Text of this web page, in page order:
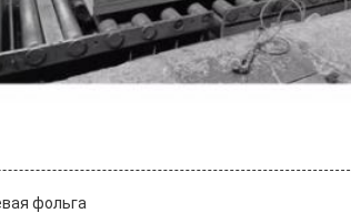
фольга